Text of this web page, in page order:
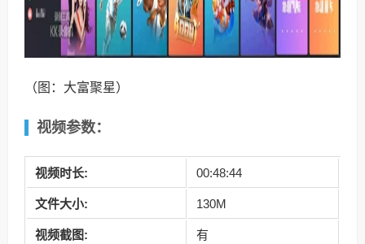
（图：大富聚星）
视频参数：
视频时长: 00:48:44
文件大小: 130M
视频截图: 有